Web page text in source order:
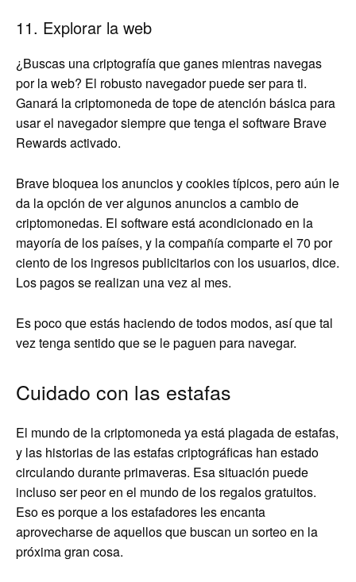
11. Explorar la web
¿Buscas una criptografía que ganes mientras navegas
por la web? El robusto navegador puede ser para ti.
Ganará la criptomoneda de tope de atención básica para
usar el navegador siempre que tenga el software Brave
Rewards activado.
Brave bloquea los anuncios y cookies típicos, pero aún le
da la opción de ver algunos anuncios a cambio de
criptomonedas. El software está acondicionado en la
mayoría de los países, y la compañía comparte el 70 por
ciento de los ingresos publicitarios con los usuarios, dice.
Los pagos se realizan una vez al mes.
Es poco que estás haciendo de todos modos, así que tal
vez tenga sentido que se le paguen para navegar.
Cuidado con las estafas
El mundo de la criptomoneda ya está plagada de estafas,
y las historias de las estafas criptográficas han estado
circulando durante primaveras. Esa situación puede
incluso ser peor en el mundo de los regalos gratuitos.
Eso es porque a los estafadores les encanta
aprovecharse de aquellos que buscan un sorteo en la
próxima gran cosa.